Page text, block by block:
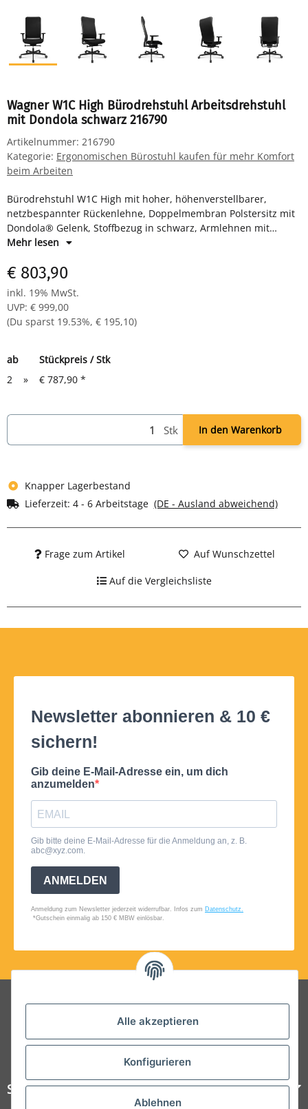
Alle akzeptieren
Konfigurieren
Ablehnen
Wagner W1C High Bürodrehstuhl Arbeitsdrehstuhl
mit Dondola schwarz 216790
Artikelnummer: 216790
Kategorie: Ergonomischen Bürostuhl kaufen für mehr Komfort
beim Arbeiten
Bürodrehstuhl W1C High mit hoher, höhenverstellbarer,
netzbespannter Rückenlehne, Doppelmembran Polstersitz mit
Dondola® Gelenk, Stoffbezug in schwarz, Armlehnen mit
SoftPad Auflagen, Synchronmechanik mit Sitztiefe- und
Designlochrollen, TÜV/GS zertifiziert, H 430-510/1130-1210 x B
470 x T 420-480 mm
Mehr lesen
€ 803,90
inkl. 19% MwSt.
UVP: € 999,00
(Du sparst 19.53%, € 195,10)
ab
Stückpreis / Stk
2
» € 787,90 *
Stk In den Warenkorb
Knapper Lagerbestand
Lieferzeit: 4 - 6 Arbeitstage (DE - Ausland abweichend)
Frage zum Artikel Auf Wunschzettel
Auf die Vergleichsliste
Folgt uns auf Social Media
Steelboxx